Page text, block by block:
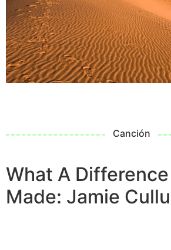
Canción
What A Difference
Made: Jamie